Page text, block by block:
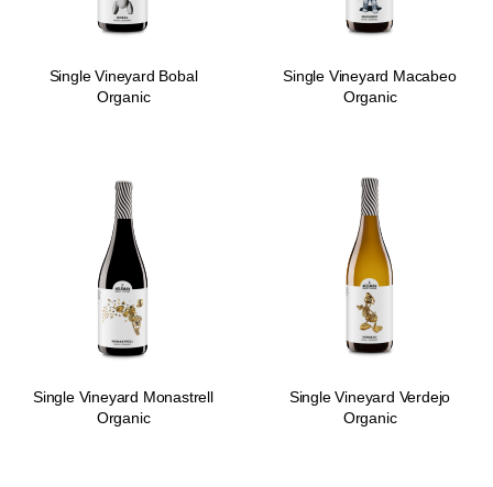
Single Vineyard Bobal
Organic
Single Vineyard Macabeo
Organic
Single Vineyard Monastrell
Organic
Single Vineyard Verdejo
Organic